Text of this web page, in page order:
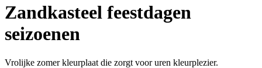
Zandkasteel feestdagen
seizoenen
Vrolijke zomer kleurplaat die zorgt voor uren kleurplezier.